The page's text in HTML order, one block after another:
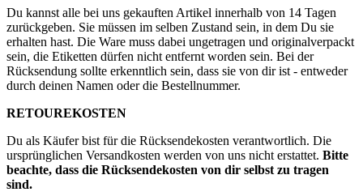
Du kannst alle bei uns gekauften Artikel innerhalb von 14 Tagen
zurückgeben. Sie müssen im selben Zustand sein, in dem Du sie
erhalten hast. Die Ware muss dabei ungetragen und originalverpackt
sein, die Etiketten dürfen nicht entfernt worden sein. Bei der
Rücksendung sollte erkenntlich sein, dass sie von dir ist - entweder
durch deinen Namen oder die Bestellnummer.
RETOUREKOSTEN
Du als Käufer bist für die Rücksendekosten verantwortlich. Die
ursprünglichen Versandkosten werden von uns nicht erstattet. Bitte
beachte, dass die Rücksendekosten von dir selbst zu tragen
sind.